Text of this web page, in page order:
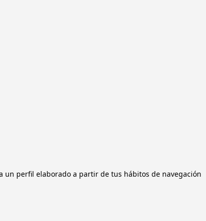
un perfil elaborado a partir de tus hábitos de navegación